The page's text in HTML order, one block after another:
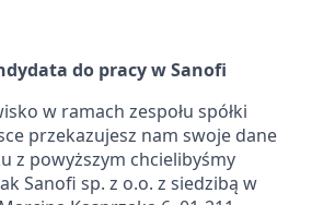
do pracy w Sanofi
w ramach zespołu spółki
przekazujesz nam swoje dane
z powyższym chcielibyśmy
Sanofi sp. z o.o. z siedzibą w